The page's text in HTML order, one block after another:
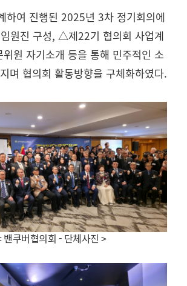
하여 진행된 2025년 3차 정기회의에
원진 구성, △제22기 협의회 사업계
원 자기소개 등을 통해 민주적인 소
며 협의회 활동방향을 구체화하였다.
밴쿠버협의회 - 단체사진 >